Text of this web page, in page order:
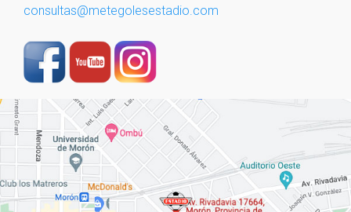
consultas@metegolesestadio.com